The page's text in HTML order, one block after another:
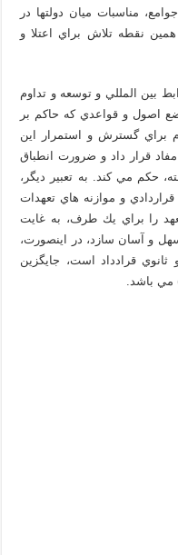
مناسبات ميان دولتها در
نقطه تلاش براي اعتلا و
بين المللي و توسعه و تداوم
اصول و قواعدي كه حاكم بر
براي گسترش و استمرار اين
قرار داد و ضرورت انطباق
حكم مي كند. به تعبير ديگر،
قراردادي و موازنه هاي تعهدات
را براي يك طرف، به غايت
و آسان سازد، در اينصورت،
ثانوي قرادداد است، جايگزين
مي باشد.